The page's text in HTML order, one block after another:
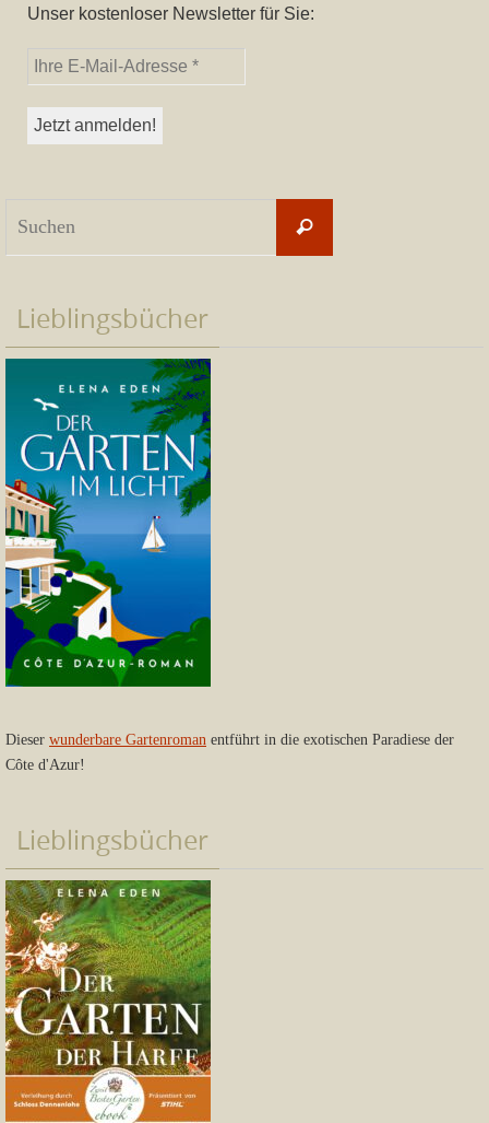
Unser kostenloser Newsletter für Sie:
Suchen
Lieblingsbücher
Dieser wunderbare Gartenroman entführt in die exotischen Paradiese der
Côte d'Azur!
Lieblingsbücher